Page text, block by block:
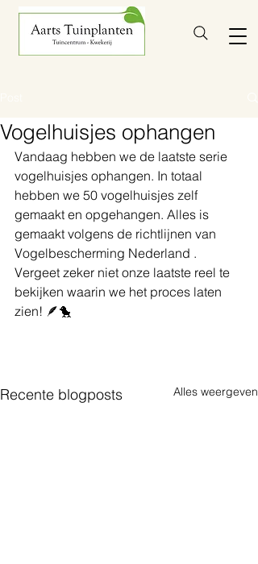
Vogelhuisjes ophangen
Vandaag hebben we de laatste serie
vogelhuisjes ophangen. In totaal
hebben we 50 vogelhuisjes zelf
gemaakt en opgehangen. Alles is
gemaakt volgens de richtlijnen van
Vogelbescherming Nederland .
Vergeet zeker niet onze laatste reel te
bekijken waarin we het proces laten
zien! 🪶🐤
Recente blogposts Alles weergeven